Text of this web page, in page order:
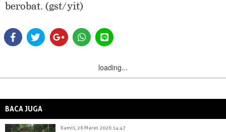
berobat. (gst/yit)
loading...
BACA JUGA
Kamis, 26 Maret 2026 14:47